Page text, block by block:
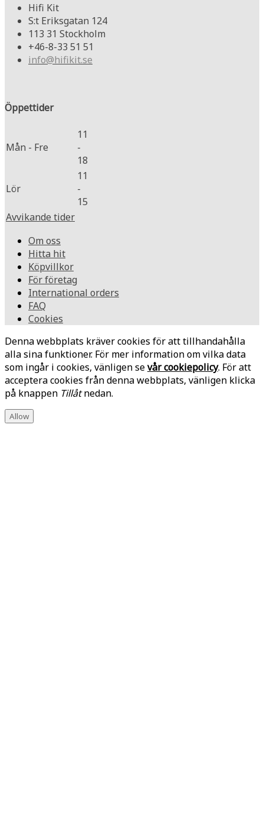
Hifi Kit
S:t Eriksgatan 124
113 31 Stockholm
+46-8-33 51 51
info@hifikit.se
Öppettider
Mån - Fre
11
-
18
Lör
11
-
15
Avvikande tider
Om oss
Hitta hit
Köpvillkor
För företag
International orders
FAQ
Cookies
Denna webbplats kräver cookies för att tillhandahålla
alla sina funktioner. För mer information om vilka data
som ingår i cookies, vänligen sevår cookiepolicy. För att
acceptera cookies från denna webbplats, vänligen klicka
på knappen Tillåtnedan.
Allow